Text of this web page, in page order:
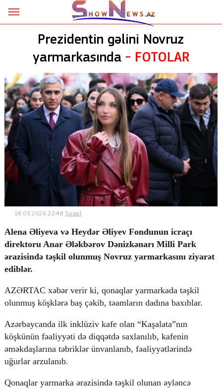
Kriminal
Şou
18+
Astrologiya
Hadisə
© 2026. Shownews.az
Created by Netservice.az
Prezidentin gəlini Novruz
yarmarkasında - FOTOLAR
18.03.2026 22:48 Sosial
Alena Əliyeva və Heydər Əliyev Fondunun icraçı
direktoru Anar Ələkbərov Dənizkənarı Milli Park
ərazisində təşkil olunmuş Novruz yarmarkasını ziyarət
ediblər.
AZƏRTAC xəbər verir ki, qonaqlar yarmarkada təşkil
olunmuş köşklərə baş çəkib, təamların dadına baxıblar.
Azərbaycanda ilk inklüziv kafe olan “Kaşalata”nın
köşkünün fəaliyyəti də diqqətdə saxlanılıb, kafenin
əməkdaşlarına təbriklər ünvanlanıb, fəaliyyətlərində
uğurlar arzulanıb.
Qonaqlar yarmarka ərazisində təşkil olunan əyləncə